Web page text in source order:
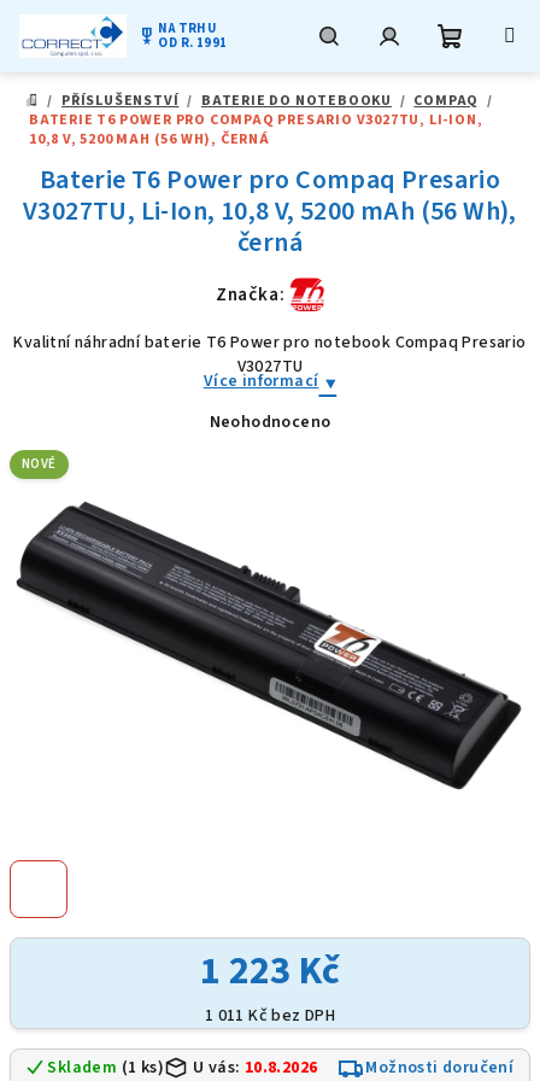
obsah
military_tech NA TRHU
OD R. 1991
DOMŮ
/ PŘÍSLUŠENSTVÍ / BATERIE DO NOTEBOOKU / COMPAQ /
BATERIE T6 POWER PRO COMPAQ PRESARIO V3027TU, LI-ION,
10,8 V, 5200 MAH (56 WH), ČERNÁ
1 223 Kč
1 011 Kč bez DPH
Skladem (1 ks) U vás: 10.8.2026
Možnosti doručení
Baterie T6 Power pro Compaq Presario
V3027TU, Li-Ion, 10,8 V, 5200 mAh (56 Wh),
černá
Značka:
Kvalitní náhradní baterie T6 Power pro notebook Compaq Presario
V3027TU
Více informací
Průměrné
Neohodnoceno
NOVÉ